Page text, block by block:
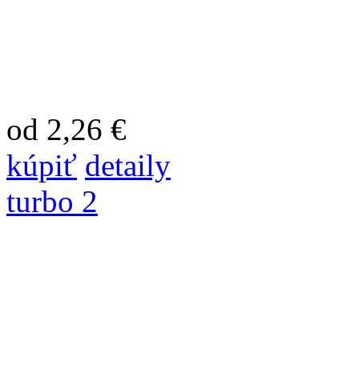
od 2,26 €
kúpiť detaily
turbo 2